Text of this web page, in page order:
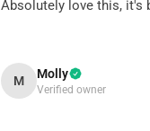
Absolutely love this, it's
M Molly
Verified owner